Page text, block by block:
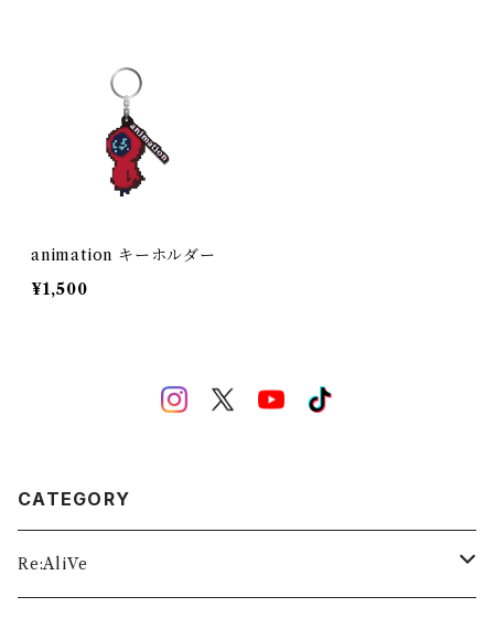
animation キーホルダー
¥1,500
CATEGORY
Re:AliVe